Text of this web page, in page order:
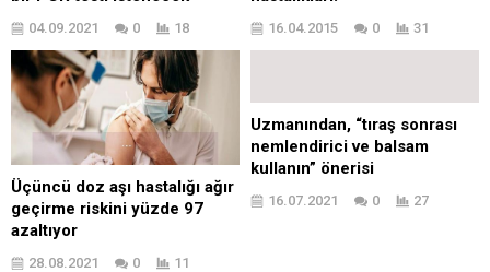
04.09.2021 0 18 16.04.2015 0 31
Üçüncü doz aşı hastalığı ağır
geçirme riskini yüzde 97
azaltıyor
28.08.2021 0 11
Uzmanından, “tıraş sonrası
nemlendirici ve balsam
kullanın” önerisi
16.07.2021 0 27